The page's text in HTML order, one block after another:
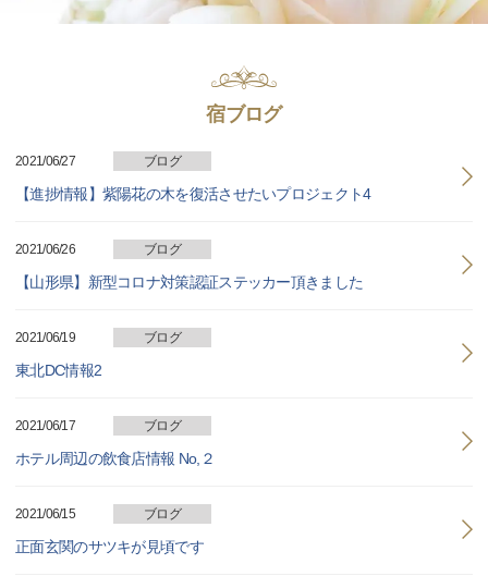
宿ブログ
2021/06/27 ブログ
【進捗情報】紫陽花の木を復活させたいプロジェクト4
2021/06/26 ブログ
【山形県】新型コロナ対策認証ステッカー頂きました
2021/06/19 ブログ
東北DC情報2
2021/06/17 ブログ
ホテル周辺の飲食店情報 No,２
2021/06/15 ブログ
正面玄関のサツキが見頃です